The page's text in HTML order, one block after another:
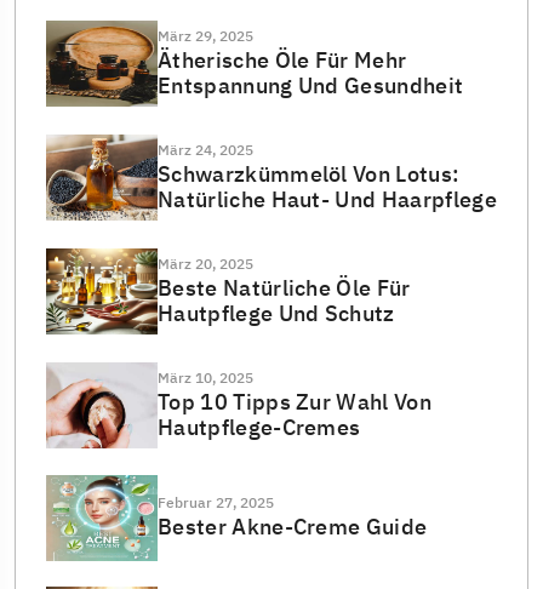
März 29, 2025
Ätherische Öle Für Mehr
Entspannung Und Gesundheit
März 24, 2025
Schwarzkümmelöl Von Lotus:
Natürliche Haut- Und Haarpflege
März 20, 2025
Beste Natürliche Öle Für
Hautpflege Und Schutz
März 10, 2025
Top 10 Tipps Zur Wahl Von
Hautpflege-Cremes
Februar 27, 2025
Bester Akne-Creme Guide